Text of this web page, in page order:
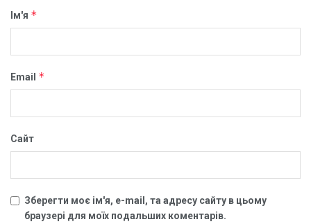
Ім'я *
Email *
Сайт
Зберегти моє ім'я, e-mail, та адресу сайту в цьому
браузері для моїх подальших коментарів.